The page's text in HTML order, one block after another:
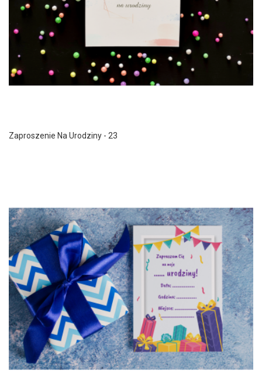
Zaproszenie Na Urodziny - 23